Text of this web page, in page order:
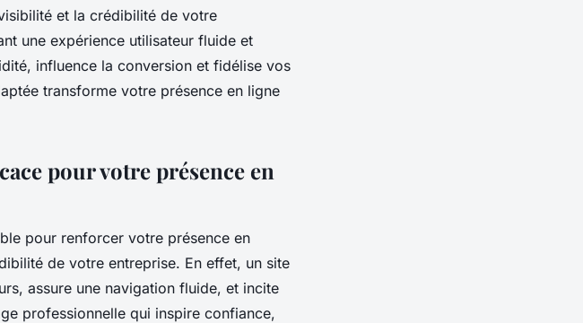
avec
et la crédibilité de votre
une expérience utilisateur fluide et
influence la conversion et fidélise vos
transforme votre présence en ligne
pour votre présence en
pour renforcer votre présence en
de votre entreprise. En effet, un site
assure une navigation fluide, et incite
professionnelle qui inspire confiance,